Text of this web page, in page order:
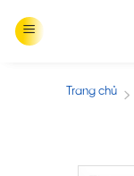
Trang chủ /